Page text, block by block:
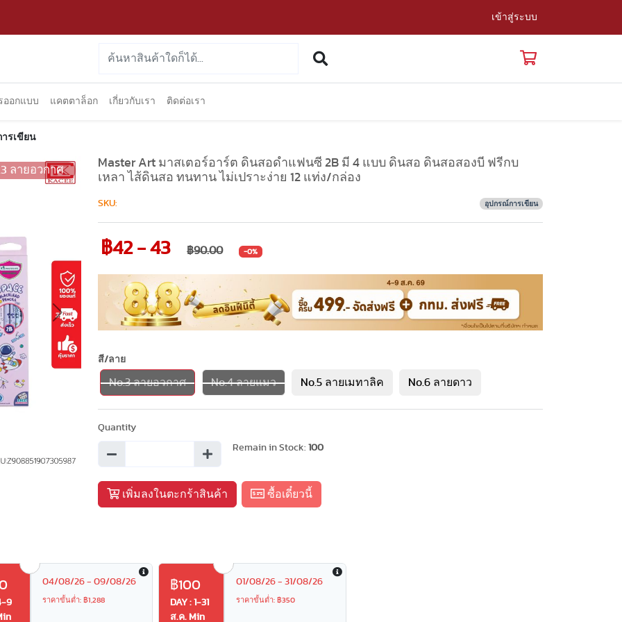
เข้าสู่ระบบ
ออกแบบ แคตตาล็อก เกี่ยวกับเรา ติดต่อเรา
รเขียน
ลายอวกาศ
Next
Master Art มาสเตอร์อาร์ต ดินสอดำแฟนซี 2B มี 4 แบบ ดินสอ ดินสอสองบี ฟรีกบ
เหลา ไส้ดินสอ ทนทาน ไม่เปราะง่าย 12 แท่ง/กล่อง
SKU: อุปกรณ์การเขียน
฿42 - 43 ฿90.00 -0%
สี/ลาย
No.3 ลายอวกาศ No.4 ลายแมว No.5 ลายเมทาลิค No.6 ลายดาว
Quantity
Remain in Stock: 100
เพิ่มลงในตะกร้าสินค้า ซื้อเดี๋ยวนี้
9
04/08/26 - 09/08/26
ราคาขั้นต่ำ: ฿1,288
฿100
DAY : 1-31
ส.ค. Min
01/08/26 - 31/08/26
ราคาขั้นต่ำ: ฿350